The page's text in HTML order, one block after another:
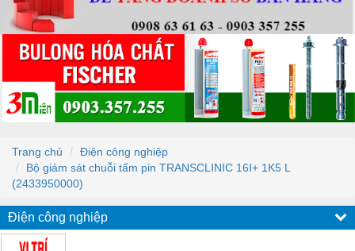
Trang chủ
Điện công nghiệp
Bộ giám sát chuỗi tấm pin TRANSCLINIC 16I+ 1K5 L
(2433950000)
Điện công nghiệp